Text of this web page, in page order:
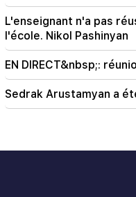
L'enseignant n'a pas
l'école. Nikol Pashinyan
EN DIRECT&nbsp;:
Sedrak Arustamyan a